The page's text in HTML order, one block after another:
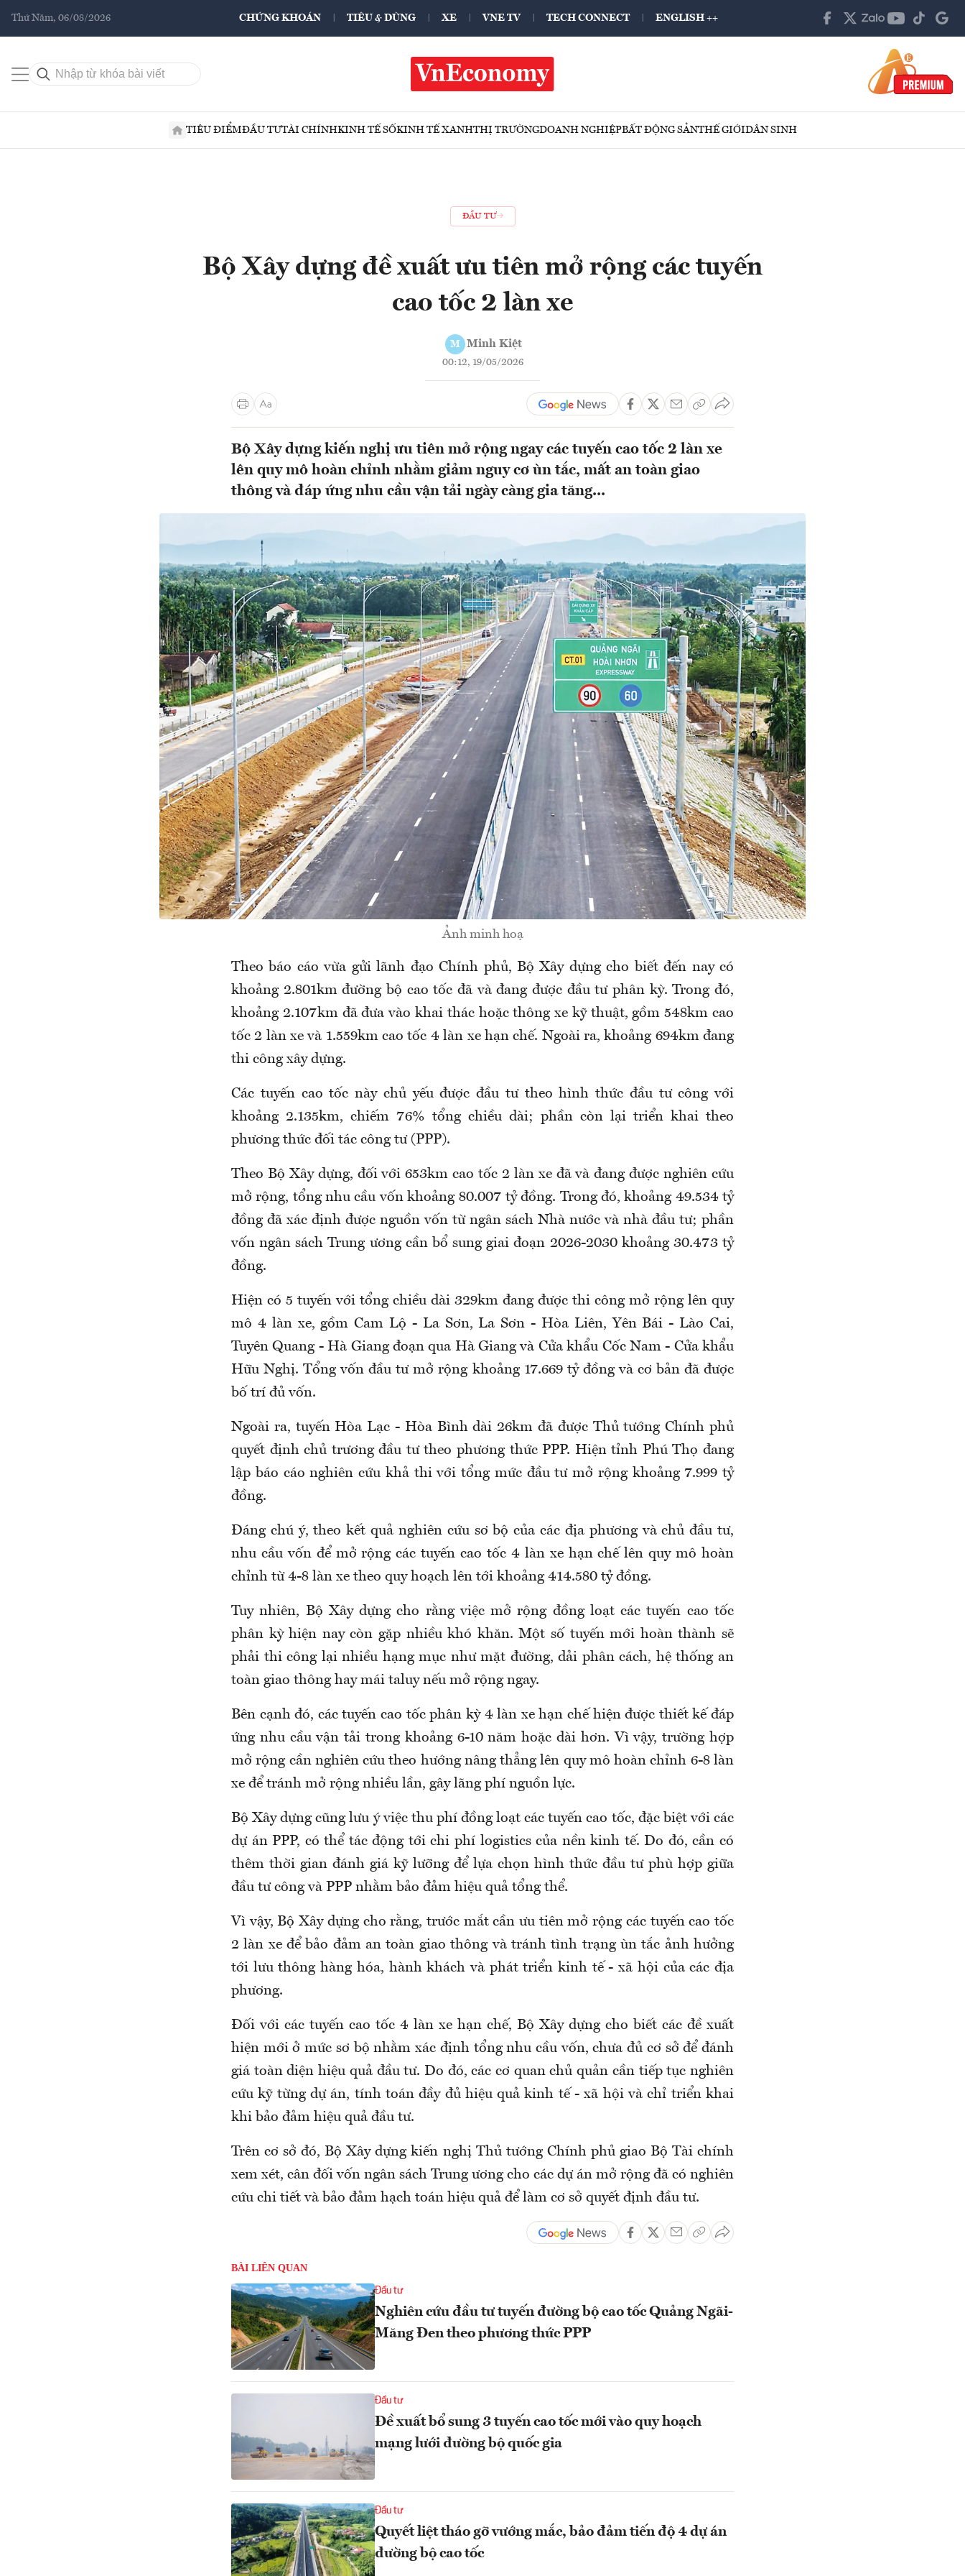
Thứ Năm, 06/08/2026 CHỨNG KHOÁN TIÊU & DÙNG XE VNE TV TECH CONNECT ENGLISH ++
TIÊU ĐIỂMĐẦU TƯTÀI CHÍNHKINH TẾ SỐKINH TẾ XANHTHỊ TRƯỜNGDOANH NGHIỆPBẤT ĐỘNG SẢNTHẾ GIỚIDÂN SINH
ĐẦU TƯ
Bộ Xây dựng đề xuất ưu tiên mở rộng các tuyến
cao tốc 2 làn xe
M Minh Kiệt
00:12, 19/05/2026
Bộ Xây dựng kiến nghị ưu tiên mở rộng ngay các tuyến cao tốc 2 làn xe
lên quy mô hoàn chỉnh nhằm giảm nguy cơ ùn tắc, mất an toàn giao
thông và đáp ứng nhu cầu vận tải ngày càng gia tăng...
Ảnh minh hoạ
Theo báo cáo vừa gửi lãnh đạo Chính phủ, Bộ Xây dựng cho biết đến nay có
khoảng 2.801km đường bộ cao tốc đã và đang được đầu tư phân kỳ. Trong đó,
khoảng 2.107km đã đưa vào khai thác hoặc thông xe kỹ thuật, gồm 548km cao
tốc 2 làn xe và 1.559km cao tốc 4 làn xe hạn chế. Ngoài ra, khoảng 694km đang
thi công xây dựng.
Các tuyến cao tốc này chủ yếu được đầu tư theo hình thức đầu tư công với
khoảng 2.135km, chiếm 76% tổng chiều dài; phần còn lại triển khai theo
phương thức đối tác công tư (PPP).
Theo Bộ Xây dựng, đối với 653km cao tốc 2 làn xe đã và đang được nghiên cứu
mở rộng, tổng nhu cầu vốn khoảng 80.007 tỷ đồng. Trong đó, khoảng 49.534 tỷ
đồng đã xác định được nguồn vốn từ ngân sách Nhà nước và nhà đầu tư; phần
vốn ngân sách Trung ương cần bổ sung giai đoạn 2026-2030 khoảng 30.473 tỷ
đồng.
Hiện có 5 tuyến với tổng chiều dài 329km đang được thi công mở rộng lên quy
mô 4 làn xe, gồm Cam Lộ - La Sơn, La Sơn - Hòa Liên, Yên Bái - Lào Cai,
Tuyên Quang - Hà Giang đoạn qua Hà Giang và Cửa khẩu Cốc Nam - Cửa khẩu
Hữu Nghị. Tổng vốn đầu tư mở rộng khoảng 17.669 tỷ đồng và cơ bản đã được
bố trí đủ vốn.
Ngoài ra, tuyến Hòa Lạc - Hòa Bình dài 26km đã được Thủ tướng Chính phủ
quyết định chủ trương đầu tư theo phương thức PPP. Hiện tỉnh Phú Thọ đang
lập báo cáo nghiên cứu khả thi với tổng mức đầu tư mở rộng khoảng 7.999 tỷ
đồng.
Đáng chú ý, theo kết quả nghiên cứu sơ bộ của các địa phương và chủ đầu tư,
nhu cầu vốn để mở rộng các tuyến cao tốc 4 làn xe hạn chế lên quy mô hoàn
chỉnh từ 4-8 làn xe theo quy hoạch lên tới khoảng 414.580 tỷ đồng.
Tuy nhiên, Bộ Xây dựng cho rằng việc mở rộng đồng loạt các tuyến cao tốc
phân kỳ hiện nay còn gặp nhiều khó khăn. Một số tuyến mới hoàn thành sẽ
phải thi công lại nhiều hạng mục như mặt đường, dải phân cách, hệ thống an
toàn giao thông hay mái taluy nếu mở rộng ngay.
Bên cạnh đó, các tuyến cao tốc phân kỳ 4 làn xe hạn chế hiện được thiết kế đáp
ứng nhu cầu vận tải trong khoảng 6-10 năm hoặc dài hơn. Vì vậy, trường hợp
mở rộng cần nghiên cứu theo hướng nâng thẳng lên quy mô hoàn chỉnh 6-8 làn
xe để tránh mở rộng nhiều lần, gây lãng phí nguồn lực.
Bộ Xây dựng cũng lưu ý việc thu phí đồng loạt các tuyến cao tốc, đặc biệt với các
dự án PPP, có thể tác động tới chi phí logistics của nền kinh tế. Do đó, cần có
thêm thời gian đánh giá kỹ lưỡng để lựa chọn hình thức đầu tư phù hợp giữa
đầu tư công và PPP nhằm bảo đảm hiệu quả tổng thể.
Vì vậy, Bộ Xây dựng cho rằng, trước mắt cần ưu tiên mở rộng các tuyến cao tốc
2 làn xe để bảo đảm an toàn giao thông và tránh tình trạng ùn tắc ảnh hưởng
tới lưu thông hàng hóa, hành khách và phát triển kinh tế - xã hội của các địa
phương.
Đối với các tuyến cao tốc 4 làn xe hạn chế, Bộ Xây dựng cho biết các đề xuất
hiện mới ở mức sơ bộ nhằm xác định tổng nhu cầu vốn, chưa đủ cơ sở để đánh
giá toàn diện hiệu quả đầu tư. Do đó, các cơ quan chủ quản cần tiếp tục nghiên
cứu kỹ từng dự án, tính toán đầy đủ hiệu quả kinh tế - xã hội và chỉ triển khai
khi bảo đảm hiệu quả đầu tư.
Trên cơ sở đó, Bộ Xây dựng kiến nghị Thủ tướng Chính phủ giao Bộ Tài chính
xem xét, cân đối vốn ngân sách Trung ương cho các dự án mở rộng đã có nghiên
cứu chi tiết và bảo đảm hạch toán hiệu quả để làm cơ sở quyết định đầu tư.
BÀI LIÊN QUAN
Đầu tư
Nghiên cứu đầu tư tuyến đường bộ cao tốc Quảng Ngãi-
Măng Đen theo phương thức PPP
Đầu tư
Đề xuất bổ sung 3 tuyến cao tốc mới vào quy hoạch
mạng lưới đường bộ quốc gia
Đầu tư
Quyết liệt tháo gỡ vướng mắc, bảo đảm tiến độ 4 dự án
đường bộ cao tốc